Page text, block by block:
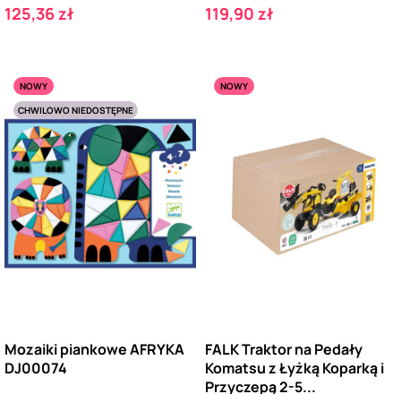
Cena
125,36 zł Cena
119,90 zł
NOWY
CHWILOWO NIEDOSTĘPNE
Mozaiki piankowe AFRYKA
DJ00074
NOWY
FALK Traktor na Pedały
Komatsu z Łyżką Koparką i
Przyczepą 2-5...